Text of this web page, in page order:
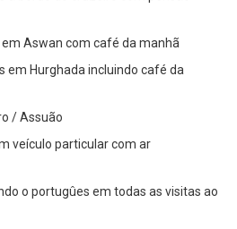
Aswan com café da manhã
em Hurghada incluindo café da
/ Assuão
veículo particular com ar
o portugûes em todas as visitas ao